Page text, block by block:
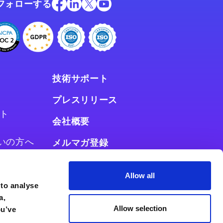
analyse
Allow all
Allow selection
ォローする
の方へ
技術サポート
プレスリリース
会社概要
メルマガ登録